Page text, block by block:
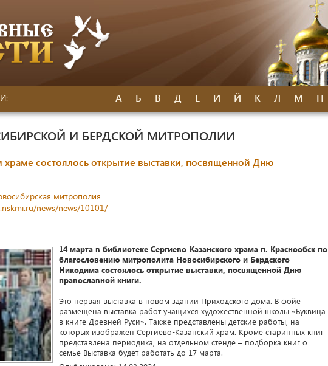
А Б В Д Е И Й К Л М Н
И БЕРДСКОЙ МИТРОПОЛИИ
храме состоялось открытие выставки, посвященной Дню
митрополия
news/news/10101/
14 марта в библиотеке Сергиево-Казанского храма п. Краснообск по
благословению митрополита Новосибирского и Бердского
Никодима состоялось открытие выставки, посвященной Дню
православной книги.
Это первая выставка в новом здании Приходского дома. В фойе
размещена выставка работ учащихся художественной школы «Буквица
в книге Древней Руси». Также представлены детские работы, на
которых изображен Сергиево-Казанский храм. Кроме старинных книг
представлена периодика, на отдельном стенде – подборка книг о
семье Выставка будет работать до 17 марта.